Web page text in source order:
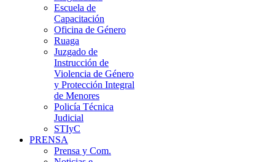
Escuela de
Capacitación
Oficina de Género
Ruaga
Juzgado de
Instrucción de
Violencia de Género
y Protección Integral
de Menores
Policía Técnica
Judicial
STIyC
PRENSA
Prensa y Com.